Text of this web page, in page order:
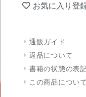
お気に入り登
通販ガイド
返品について
書籍の状態の表
この商品につい